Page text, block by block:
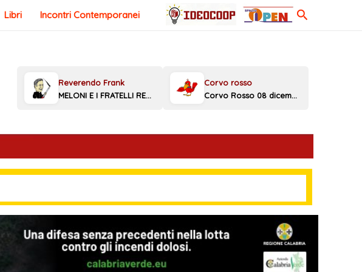
Libri Incontri Contemporanei Cerca
MELONI E I FRATELLI REGGINI Corvo Rosso 08 dicembre 2025